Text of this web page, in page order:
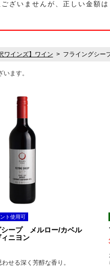
ざいませんが、正しい金額
ワインズ】ワイン フライングシー
ます。
ト使用可
シープ メルロー/カベル
ニヨン
せる深く芳醇な香り。